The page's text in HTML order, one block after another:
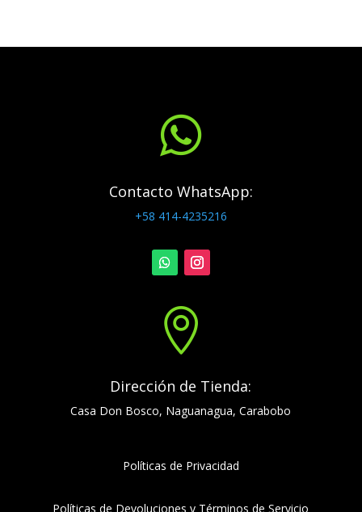

Contacto WhatsApp:
+58 414-4235216

Dirección de Tienda:
Casa Don Bosco, Naguanagua, Carabobo
Políticas de Privacidad
Políticas de Devoluciones y Términos de Servicio